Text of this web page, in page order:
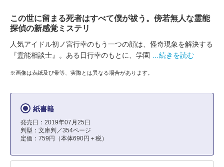
この世に留まる死者はすべて僕が祓う。傍若無人な霊能
探偵の新感覚ミステリ
人気アイドル初ノ宮行幸のもう一つの顔は、怪奇現象を解決する
『霊能相談士』。ある日行幸のもとに、学園
…続きを読む
※画像は表紙及び帯等、実際とは異なる場合があります。
紙書籍
発売日：2019年07月25日
判型：文庫判／354ページ
定価：759円（本体690円＋税）